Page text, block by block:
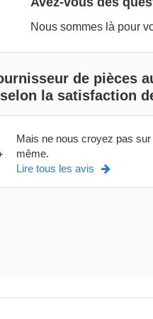
partner for the automotive
the MAHLE Group ranks
Nous sommes là pour
de pièces
selon la satisfaction
Mais ne nous croyez pas
même.
Lire tous les avis